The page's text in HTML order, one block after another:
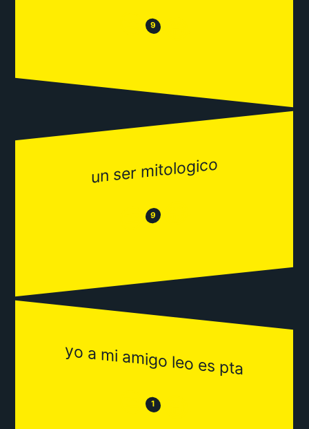
😒 9 😂
un ser mitologico
😒 9 😂
yo a mi amigo leo es pta
😒 1 😂